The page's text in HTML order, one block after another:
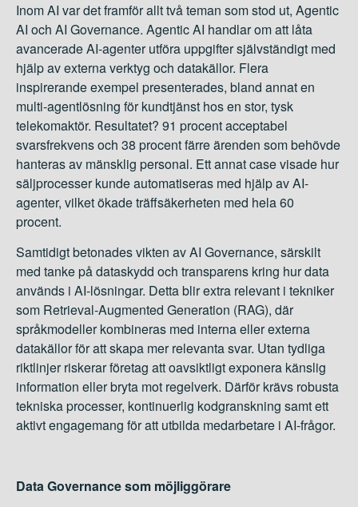
Inom AI var det framför allt två teman som stod ut, Agentic
AI och AI Governance. Agentic AI handlar om att låta
avancerade AI-agenter utföra uppgifter självständigt med
hjälp av externa verktyg och datakällor. Flera
inspirerande exempel presenterades, bland annat en
multi-agentlösning för kundtjänst hos en stor, tysk
telekomaktör. Resultatet? 91 procent acceptabel
svarsfrekvens och 38 procent färre ärenden som behövde
hanteras av mänsklig personal. Ett annat case visade hur
säljprocesser kunde automatiseras med hjälp av AI-
agenter, vilket ökade träffsäkerheten med hela 60
procent.
Samtidigt betonades vikten av AI Governance, särskilt
med tanke på dataskydd och transparens kring hur data
används i AI-lösningar. Detta blir extra relevant i tekniker
som Retrieval-Augmented Generation (RAG), där
språkmodeller kombineras med interna eller externa
datakällor för att skapa mer relevanta svar. Utan tydliga
riktlinjer riskerar företag att oavsiktligt exponera känslig
information eller bryta mot regelverk. Därför krävs robusta
tekniska processer, kontinuerlig kodgranskning samt ett
aktivt engagemang för att utbilda medarbetare i AI-frågor.
Data Governance som möjliggörare